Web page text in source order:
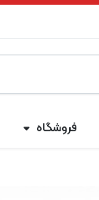
فروشگاه